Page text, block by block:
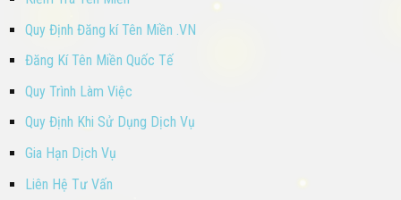
Quy Định Đăng kí Tên Miền .VN
Đăng Kí Tên Miền Quốc Tế
Quy Trình Làm Việc
Quy Định Khi Sử Dụng Dịch Vụ
Gia Hạn Dịch Vụ
Liên Hệ Tư Vấn